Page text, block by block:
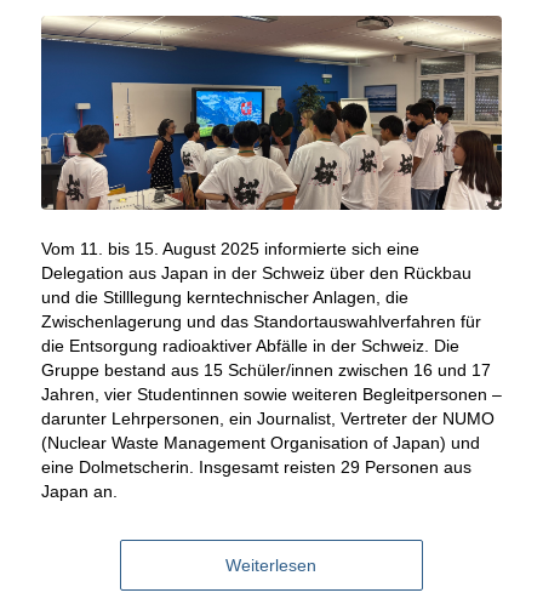
Vom 11. bis 15. August 2025 informierte sich eine
Delegation aus Japan in der Schweiz über den Rückbau
und die Stilllegung kerntechnischer Anlagen, die
Zwischenlagerung und das Standortauswahlverfahren für
die Entsorgung radioaktiver Abfälle in der Schweiz. Die
Gruppe bestand aus 15 Schüler/innen zwischen 16 und 17
Jahren, vier Studentinnen sowie weiteren Begleitpersonen –
darunter Lehrpersonen, ein Journalist, Vertreter der NUMO
(Nuclear Waste Management Organisation of Japan) und
eine Dolmetscherin. Insgesamt reisten 29 Personen aus
Japan an.
Weiterlesen